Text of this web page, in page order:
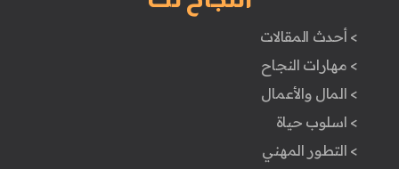
> أحدث المقالات
> مهارات النجاح
> المال والأعمال
> اسلوب حياة
> التطور المهني